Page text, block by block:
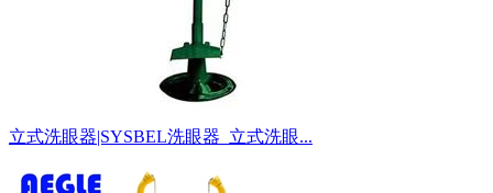
立式洗眼器|SYSBEL洗眼器_立式洗眼...